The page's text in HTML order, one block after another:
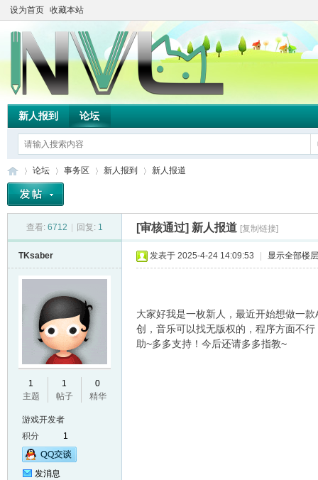
设为首页 收藏本站
新人报到 论坛
论坛
›
事务区
›
新人报到
›
新人报道
查看: 6712 回复: 1 [审核通过] 新人报道 [复制链接]
TKsaber
1
主题
1
帖子
0
精华
游戏开发者
积分
1
发消息
发表于 2025-4-24 14:09:53 显示全部楼层
大家好我是一枚新人，最近开始想做一
创，音乐可以找无版权的，程序方面不
助~多多支持！今后还请多多指教~